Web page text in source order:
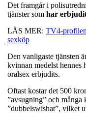
Det framgår i
tjänster som har
LÄS MER: TV4-
sexköp
Den vanligaste tjänsten
kvinnan medelst hennes
oralsex erbjudits.
Oftast kostar det 500
”avsugning” och många
”dubbelswishat”, vilket